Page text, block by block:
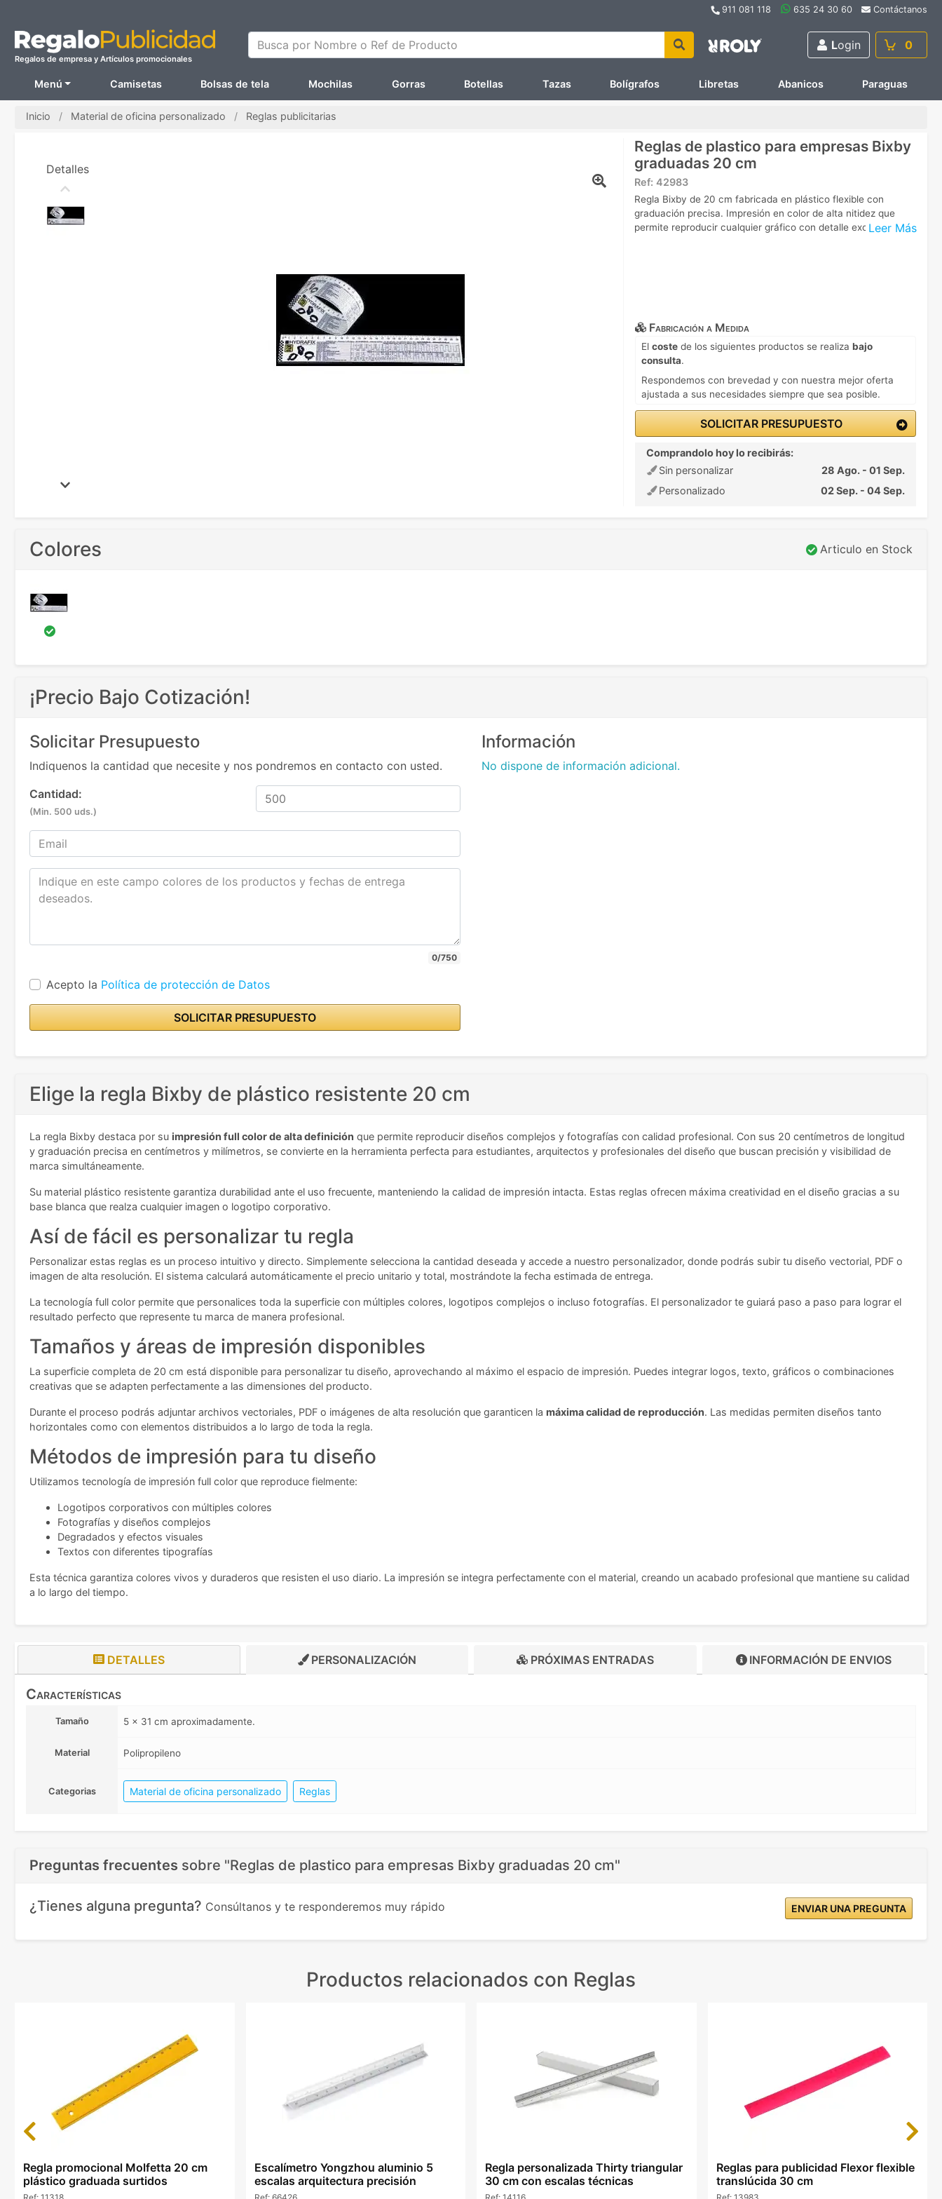
911 081 118 635 24 30 60 Contáctanos
Regalos de empresa y Artículos promocionales
Busca por Nombre o Ref de Producto Login 0
Menú Camisetas Bolsas de tela Mochilas Gorras Botellas Tazas Bolígrafos Libretas Abanicos Paraguas
Inicio Material de oficina personalizado Reglas publicitarias
Reglas de plastico para empresas Bixby
graduadas 20 cm
Ref: 42983
Leer Más
Regla Bixby de 20 cm fabricada en plástico flexible con
graduación precisa. Impresión en color de alta nitidez que
permite reproducir cualquier gráfico con detalle excepcional.
Fabricación a Medida
El coste de los siguientes productos se realiza bajo
consulta.
Respondemos con brevedad y con nuestra mejor oferta
ajustada a sus necesidades siempre que sea posible.
SOLICITAR PRESUPUESTO
Comprandolo hoy lo recibirás:
Sin personalizar
28 Ago. - 01 Sep.
Personalizado
02 Sep. - 04 Sep.
Detalles
Colores Articulo en Stock
¡Precio Bajo Cotización!
Solicitar Presupuesto
Indiquenos la cantidad que necesite y nos pondremos en contacto con usted.
Cantidad:
(Min. 500 uds.)
0/750
Acepto la Política de protección de Datos
SOLICITAR PRESUPUESTO
Información
No dispone de información adicional.
Elige la regla Bixby de plástico resistente 20 cm
La regla Bixby destaca por su impresión full color de alta definición que permite reproducir diseños complejos y fotografías con calidad profesional. Con sus 20 centímetros de longitud
y graduación precisa en centímetros y milímetros, se convierte en la herramienta perfecta para estudiantes, arquitectos y profesionales del diseño que buscan precisión y visibilidad de
marca simultáneamente.
Su material plástico resistente garantiza durabilidad ante el uso frecuente, manteniendo la calidad de impresión intacta. Estas reglas ofrecen máxima creatividad en el diseño gracias a su
base blanca que realza cualquier imagen o logotipo corporativo.
Así de fácil es personalizar tu regla
Personalizar estas reglas es un proceso intuitivo y directo. Simplemente selecciona la cantidad deseada y accede a nuestro personalizador, donde podrás subir tu diseño vectorial, PDF o
imagen de alta resolución. El sistema calculará automáticamente el precio unitario y total, mostrándote la fecha estimada de entrega.
La tecnología full color permite que personalices toda la superficie con múltiples colores, logotipos complejos o incluso fotografías. El personalizador te guiará paso a paso para lograr el
resultado perfecto que represente tu marca de manera profesional.
Tamaños y áreas de impresión disponibles
La superficie completa de 20 cm está disponible para personalizar tu diseño, aprovechando al máximo el espacio de impresión. Puedes integrar logos, texto, gráficos o combinaciones
creativas que se adapten perfectamente a las dimensiones del producto.
Durante el proceso podrás adjuntar archivos vectoriales, PDF o imágenes de alta resolución que garanticen la máxima calidad de reproducción. Las medidas permiten diseños tanto
horizontales como con elementos distribuidos a lo largo de toda la regla.
Métodos de impresión para tu diseño
Utilizamos tecnología de impresión full color que reproduce fielmente:
Logotipos corporativos con múltiples colores
Fotografías y diseños complejos
Degradados y efectos visuales
Textos con diferentes tipografías
Esta técnica garantiza colores vivos y duraderos que resisten el uso diario. La impresión se integra perfectamente con el material, creando un acabado profesional que mantiene su calidad
a lo largo del tiempo.
DETALLES PERSONALIZACIÓN PRÓXIMAS ENTRADAS INFORMACIÓN DE ENVIOS
Características
Tamaño 5 x 31 cm aproximadamente.
Material Polipropileno
Categorias Material de oficina personalizado Reglas
Preguntas frecuentes sobre "Reglas de plastico para empresas Bixby graduadas 20 cm"
¿Tienes alguna pregunta? Consúltanos y te responderemos muy rápido ENVIAR UNA PREGUNTA
Productos relacionados con Reglas
Regla promocional Molfetta 20 cm
plástico graduada surtidos
Escalímetro Yongzhou aluminio 5
escalas arquitectura precisión
Regla personalizada Thirty triangular
30 cm con escalas técnicas
Reglas para publicidad Flexor flexible
translúcida 30 cm
Previous Next